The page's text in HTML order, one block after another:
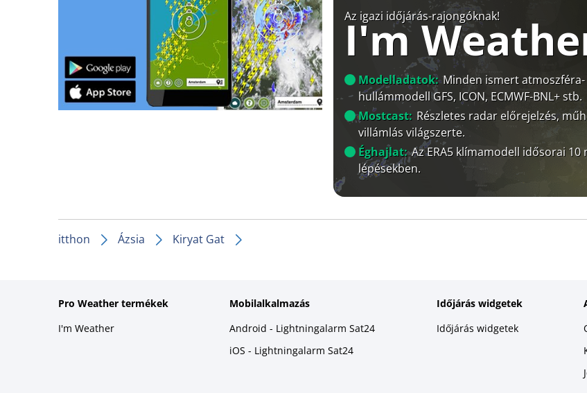
Az igazi időjárás-rajongóknak!
I'm
Modelladatok: Minden ismert atmoszféra-
hullámmodell GFS, ICON, ECMWF-BNL+ stb.
Mostcast: Részletes radar előrejelzés,
villámlás világszerte.
Éghajlat: Az ERA5 klímamodell idősorai 10
lépésekben.
itthon Ázsia Kiryat Gat
Pro Weather termékek
I'm Weather
Mobilalkalmazás
Android - Lightningalarm Sat24
iOS - Lightningalarm Sat24
Időjárás widgetek
Időjárás widgetek